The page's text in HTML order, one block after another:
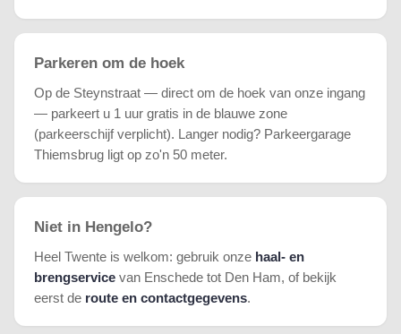
Parkeren om de hoek
Op de Steynstraat — direct om de hoek van onze ingang
— parkeert u 1 uur gratis in de blauwe zone
(parkeerschijf verplicht). Langer nodig? Parkeergarage
Thiemsbrug ligt op zo'n 50 meter.
Niet in Hengelo?
Heel Twente is welkom: gebruik onze haal- en
brengservice van Enschede tot Den Ham, of bekijk
eerst de route en contactgegevens.